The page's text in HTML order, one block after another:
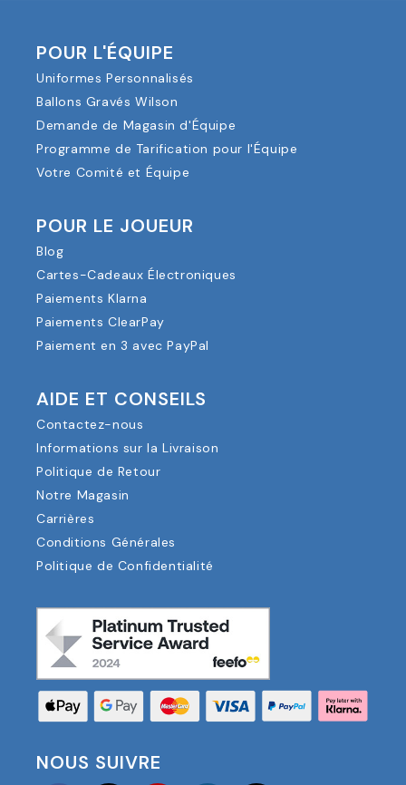
POUR L'ÉQUIPE
Uniformes Personnalisés
Ballons Gravés Wilson
Demande de Magasin d'Équipe
Programme de Tarification pour l'Équipe
Votre Comité et Équipe
POUR LE JOUEUR
Blog
Cartes-Cadeaux Électroniques
Paiements Klarna
Paiements ClearPay
Paiement en 3 avec PayPal
AIDE ET CONSEILS
Contactez-nous
Informations sur la Livraison
Politique de Retour
Notre Magasin
Carrières
Conditions Générales
Politique de Confidentialité
NOUS SUIVRE